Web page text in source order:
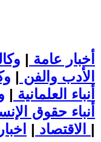
أخبار عامة |
الأدب والفن |
أنباء العلمانية |
أنباء حقوق
الاقتصاد | |